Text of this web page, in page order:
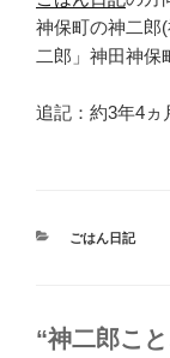
神保町の神二郎
二郎」神田神保
追記：約3年4ヵ
カ
ごはん日記
“神二郎こ